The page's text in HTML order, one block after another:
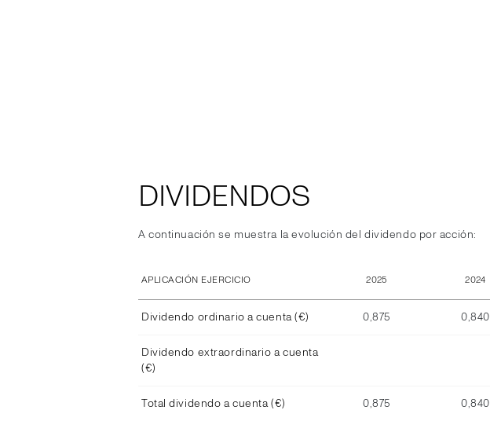
DIVIDENDOS
A continuación se muestra la evolución del dividendo por acción:
APLICACIÓN EJERCICIO 2025 2024
Dividendo ordinario a cuenta (€) 0,875 0,840
Dividendo extraordinario a cuenta
(€)
Total dividendo a cuenta (€) 0,875 0,840